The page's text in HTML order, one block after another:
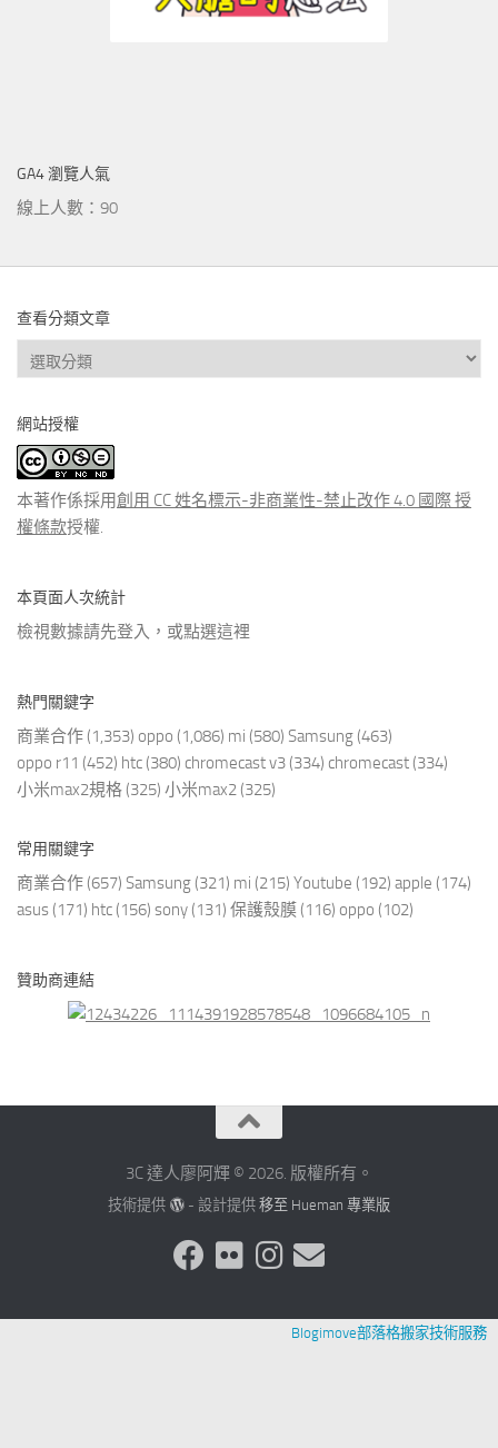
GA4 瀏覽人氣
線上人數：90
查看分類文章
查
看
類
文
章
網站授權
本著作係採用創用 CC 姓名標示-非商業性-禁止改作 4.0 國際 授
權條款授權.
本頁面人次統計
檢視數據請先登入，或點選這裡
熱門關鍵字
商業合作 (1,353) oppo (1,086) mi (580) Samsung (463)
oppo r11 (452) htc (380) chromecast v3 (334) chromecast (334)
小米max2規格 (325) 小米max2 (325)
常用關鍵字
商業合作 (657) Samsung (321) mi (215) Youtube (192) apple (174)
asus (171) htc (156) sony (131) 保護殼膜 (116) oppo (102)
贊助商連結
3C 達人廖阿輝 © 2026. 版權所有。
技術提供 - 設計提供 移至 Hueman 專業版
Blogimove部落格搬家技術服務